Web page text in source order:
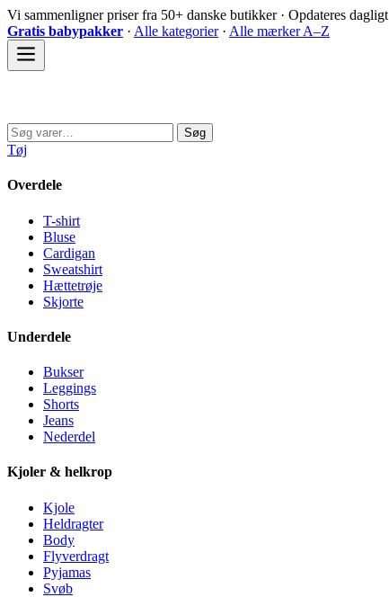
Spring
til
indhold
Vi sammenligner priser fra 50+ danske butikker · Opdateres dagligt
Gratis babypakker · Alle kategorier· Alle mærker A–Z
Søg
efter:
Søg
Tøj
Overdele
T-shirt
Bluse
Cardigan
Sweatshirt
Hættetrøje
Skjorte
Underdele
Bukser
Leggings
Shorts
Jeans
Nederdel
Kjoler & helkrop
Kjole
Heldragter
Body
Flyverdragt
Pyjamas
Svøb